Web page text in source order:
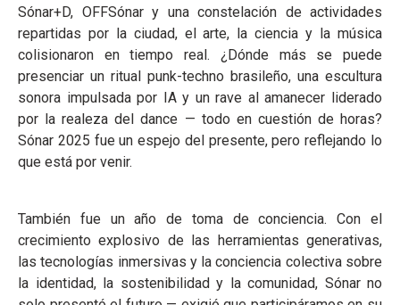
Sónar+D, OFFSónar y una constelación de actividades
repartidas por la ciudad, el arte, la ciencia y la música
colisionaron en tiempo real. ¿Dónde más se puede
presenciar un ritual punk-techno brasileño, una escultura
sonora impulsada por IA y un rave al amanecer liderado
por la realeza del dance — todo en cuestión de horas?
Sónar 2025 fue un espejo del presente, pero reflejando lo
que está por venir.
También fue un año de toma de conciencia. Con el
crecimiento explosivo de las herramientas generativas,
las tecnologías inmersivas y la conciencia colectiva sobre
la identidad, la sostenibilidad y la comunidad, Sónar no